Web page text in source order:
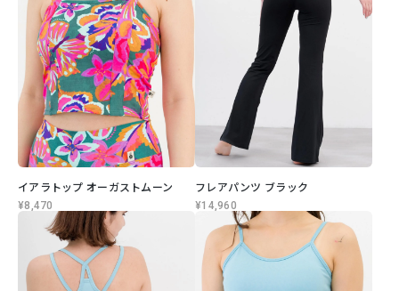
イアラトップ オーガストムーン
¥8,470
フレアパンツ ブラック
¥14,960